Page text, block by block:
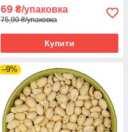
69 ₴/упаковка
75,90 ₴/упаковка
Купити
–9%